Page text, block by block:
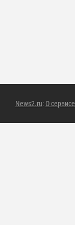
News2.ru: О сервисе